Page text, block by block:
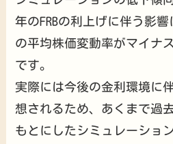
年のFRBの利上げに伴う影
の平均株価変動率がマイナ
です。
実際には今後の金利環境に
想されるため、あくまで過
もとにしたシミュレーショ